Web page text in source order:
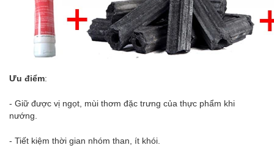
Ưu điểm:
- Giữ được vị ngọt, mùi thơm đặc trưng của thực phẩm khi
nướng.
- Tiết kiệm thời gian nhóm than, ít khói.